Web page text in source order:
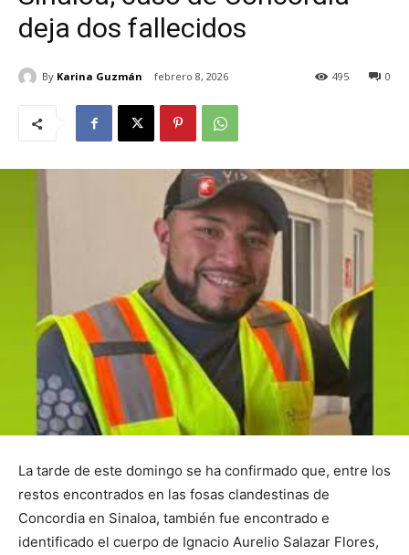
deja dos fallecidos
By Karina Guzmán febrero 8, 2026 0
495
La tarde de este domingo se ha confirmado que, entre los
restos encontrados en las fosas clandestinas de
Concordia en Sinaloa, también fue encontrado e
identificado el cuerpo de Ignacio Aurelio Salazar Flores,